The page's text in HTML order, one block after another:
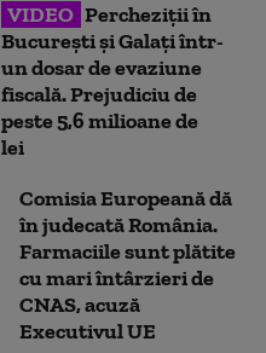
VIDEO Percheziții în
București și Galați într-
un dosar de evaziune
fiscală. Prejudiciu de
peste 5,6 milioane de
lei
Comisia Europeană dă
în judecată România.
Farmaciile sunt plătite
cu mari întârzieri de
CNAS, acuză
Executivul UE